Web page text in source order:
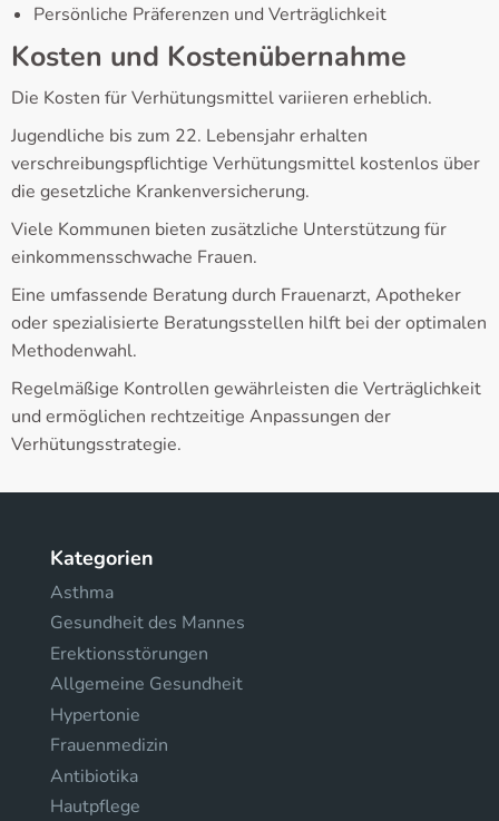
Persönliche Präferenzen und Verträglichkeit
Kosten und Kostenübernahme
Die Kosten für Verhütungsmittel variieren erheblich.
Jugendliche bis zum 22. Lebensjahr erhalten
verschreibungspflichtige Verhütungsmittel kostenlos über
die gesetzliche Krankenversicherung.
Viele Kommunen bieten zusätzliche Unterstützung für
einkommensschwache Frauen.
Eine umfassende Beratung durch Frauenarzt, Apotheker
oder spezialisierte Beratungsstellen hilft bei der optimalen
Methodenwahl.
Regelmäßige Kontrollen gewährleisten die Verträglichkeit
und ermöglichen rechtzeitige Anpassungen der
Verhütungsstrategie.
Kategorien
Asthma
Gesundheit des Mannes
Erektionsstörungen
Allgemeine Gesundheit
Hypertonie
Frauenmedizin
Antibiotika
Hautpflege